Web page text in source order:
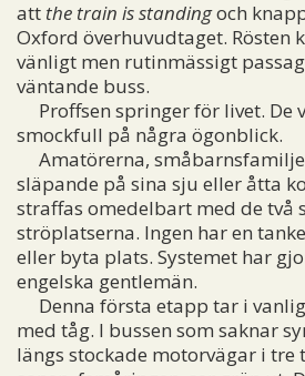
att the train is standingoch
Oxford överhuvudtaget. Rösten
vänligt men rutinmässigt
väntande buss.
Proffsen springer för livet. De
smockfull på några ögonblick.
Amatörerna,
släpande på sina sju eller åtta
straffas omedelbart med de två
ströplatserna. Ingen har en
eller byta plats. Systemet har
engelska gentlemän.
Denna första etapp tar i
med tåg. I bussen som saknar
längs stockade motorvägar i tre